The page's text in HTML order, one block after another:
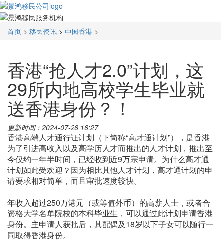
首页 > 移民资讯 > 中国香港 >
香港“抢人才2.0”计划，这
29所内地高校学生毕业就
送香港身份？！
更新时间：2024-07-26 16:27
香港高端人才通行证计划（下简称“高才通计划”），是香港
为了引进高收入以及高学历人才而推出的人才计划，推出至
今仅约一年半时间，已经收到近9万宗申请。为什么高才通
计划如此受欢迎？因为相比其他人才计划，高才通计划的申
请要求相对简单，而且审批速度较快。
年收入超过250万港元（或等值外币）的高薪人士，或者合
资格大学名单院校的本科毕业生，可以通过此计划申请香港
身份。主申请人获批后，其配偶及18岁以下子女可以随行一
同取得香港身份。